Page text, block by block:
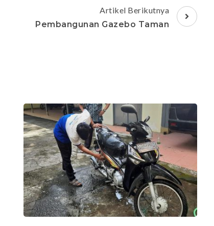
Artikel Berikutnya
Pembangunan Gazebo Taman